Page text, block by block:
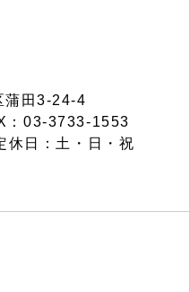
田3-24-4
：03-3733-1553
日：土・日・祝